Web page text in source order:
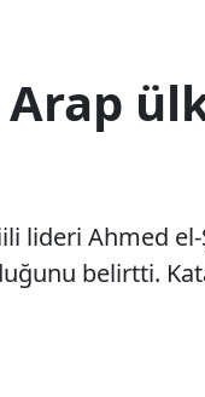
lideri Ahmed
belirtti.